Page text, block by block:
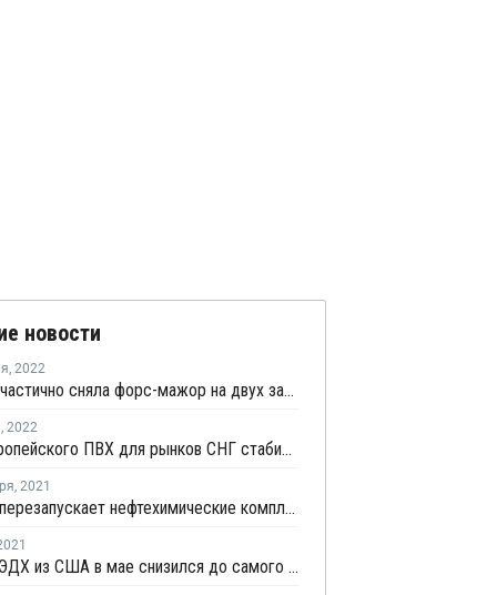
новости
, 2022
Formosa частично сняла форс-мажор на двух заводах ПВХ в Луизиане и Техасе
, 2022
Цены европейского ПВХ для рынков СНГ стабильны с ноября
, 2021
Shintech перезапускает нефтехимические комплексы в Луизиане после урагана "Ида"
Экспорт ЭДХ из США в мае снизился до самого низкого уровня за последние семь лет